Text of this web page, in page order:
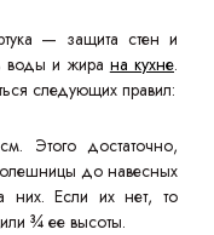
— защита стен и
воды и жира на кухне.
следующих правил:
Этого достаточно,
до навесных
них. Если их нет, то
¾ ее высоты.